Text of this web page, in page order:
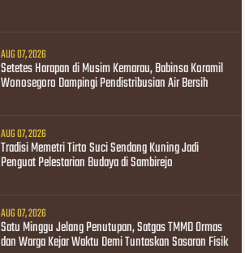
AUG 07, 2026
Setetes Harapan di Musim Kemarau, Babinsa Koramil
Wonosegoro Dampingi Pendistribusian Air Bersih
AUG 07, 2026
Tradisi Memetri Tirto Suci Sendang Kuning Jadi
Penguat Pelestarian Budaya di Sambirejo
AUG 07, 2026
Satu Minggu Jelang Penutupan, Satgas TMMD Ormas
dan Warga Kejar Waktu Demi Tuntaskan Sasaran Fisik